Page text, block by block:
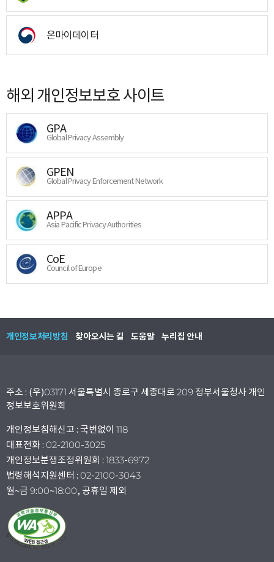
온마이데이터
해외 개인정보보호 사이트
GPA
Global Privacy Assembly
GPEN
Global Privacy Enforcement Network
APPA
Asia Pacific Privacy Authorities
CoE
Council of Europe
개인정보처리방침 찾아오시는 길 도움말 누리집 안내
주소 : (우)03171 서울특별시 종로구 세종대로 209 정부서울청사 개인
정보보호위원회
개인정보침해신고 : 국번없이 118
대표전화 : 02-2100-3025
개인정보분쟁조정위원회 : 1833-6972
법령해석지원센터 : 02-2100-3043
월~금 9:00~18:00, 공휴일 제외